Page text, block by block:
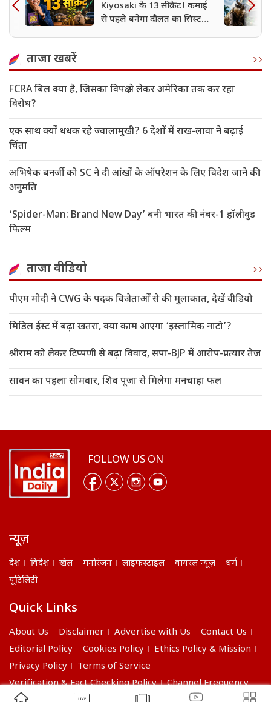
Kiyosaki के 13 सीक्रेट! कमाई
से पहले बनेगा दौलत का सिस्टम,
ताजा खबरें
FCRA बिल क्या है, जिसका विपक्ष से लेकर अमेरिका तक कर रहा
विरोध?
एक साथ क्यों धधक रहे ज्वालामुखी? 6 देशों में राख-लावा ने बढ़ाई
चिंता
अभिषेक बनर्जी को SC ने दी आंखों के ऑपरेशन के लिए विदेश जाने की
अनुमति
‘Spider-Man: Brand New Day’ बनी भारत की नंबर-1 हॉलीवुड
फिल्म
ताजा वीडियो
पीएम मोदी ने CWG के पदक विजेताओं से की मुलाकात, देखें वीडियो
मिडिल ईस्ट में बढ़ा खतरा, क्या काम आएगा ‘इस्लामिक नाटो’?
श्रीराम को लेकर टिप्पणी से बढ़ा विवाद, सपा-BJP में आरोप-प्रत्यार तेज
सावन का पहला सोमवार, शिव पूजा से मिलेगा मनचाहा फल
FOLLOW US ON
न्यूज़
देश विदेश खेल मनोरंजन लाइफस्टाइल वायरल न्यूज़
धर्म
यूटिलिटी
Quick Links
About Us Disclaimer Advertise with Us
Contact Us
Editorial Policy
Cookies Policy
Ethics Policy & Mission
Privacy Policy
Terms of Service
Verification & Fact Checking Policy
Channel Frequency